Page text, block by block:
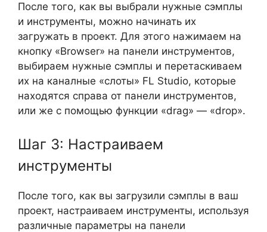
После того, как вы выбрали нужные сэмплы
и инструменты, можно начинать их
загружать в проект. Для этого нажимаем на
кнопку «Browser» на панели инструментов,
выбираем нужные сэмплы и перетаскиваем
их на каналные «слоты» FL Studio, которые
находятся справа от панели инструментов,
или же с помощью функции «drag» — «drop».
Шаг 3: Настраиваем
инструменты
После того, как вы загрузили сэмплы в ваш
проект, настраиваем инструменты, используя
различные параметры на панели